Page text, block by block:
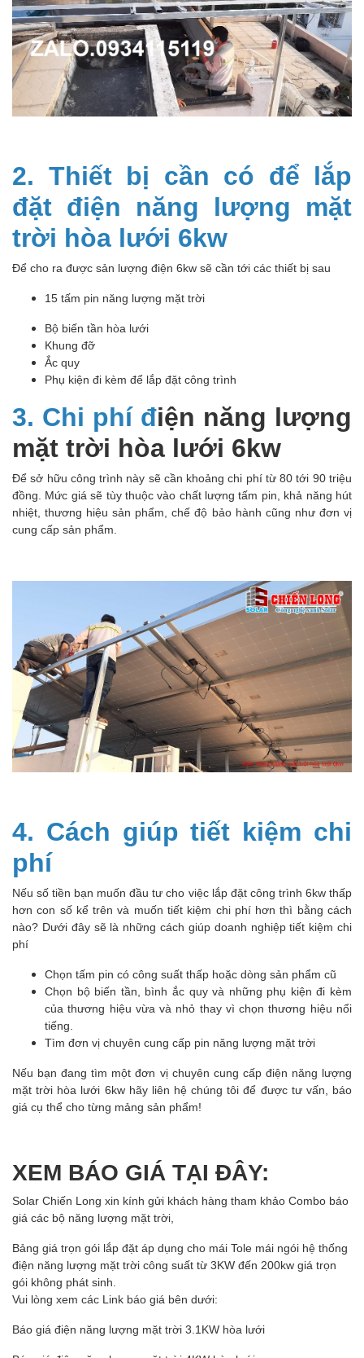
2. Thiết bị cần có để lắp
đặt điện năng lượng mặt
trời hòa lưới 6kw
Để cho ra được sản lượng điện 6kw sẽ cần tới các thiết bị sau
15 tấm pin năng lượng mặt trời
Bộ biến tần hòa lưới
Khung đỡ
Ắc quy
Phụ kiện đi kèm để lắp đặt công trình
3. Chi phí điện năng lượng
mặt trời hòa lưới 6kw
Để sở hữu công trình này sẽ cần khoảng chi phí từ 80 tới 90 triệu
đồng. Mức giá sẽ tùy thuộc vào chất lượng tấm pin, khả năng hút
nhiệt, thương hiệu sản phẩm, chế độ bảo hành cũng như đơn vị
cung cấp sản phẩm.
4. Cách giúp tiết kiệm chi
phí
Nếu số tiền bạn muốn đầu tư cho việc lắp đặt công trình 6kwthấp
hơn con số kể trên và muốn tiết kiệm chi phí hơn thì bằng cách
nào? Dưới đây sẽ là những cách giúp doanh nghiệp tiết kiệm chi
phí
Chọn tấm pin có công suất thấp hoặc dòng sản phẩm cũ
Chọn bộ biến tần, bình ắc quy và những phụ kiện đi kèm
của thương hiệu vừa và nhỏ thay vì chọn thương hiệu nổi
tiếng.
Tìm đơn vị chuyên cung cấp pin năng lượng mặt trời
Nếu bạn đang tìm một đơn vị chuyên cung cấp điện năng lượng
mặt trời hòa lưới 6kwhãy liên hệ chúng tôi để được tư vấn, báo
giá cụ thể cho từng mảng sản phẩm!
XEM BÁO GIÁ TẠI ĐÂY:
Solar Chiến Long xin kính gửi khách hàng tham khảo Combo báo
giá các bộ năng lượng mặt trời,
Bảng giá trọn gói lắp đặt áp dụng cho mái Tole mái ngói hệ thống
điện năng lượng mặt trời công suất từ 3KW đến 200kw giá trọn
gói không phát sinh.
Vui lòng xem các Link báo giá bên dưới:
Báo giá điện năng lượng mặt trời 3.1KW hòa lưới